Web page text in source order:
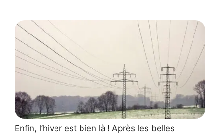
Enfin, l’hiver est bien là ! Après les belles